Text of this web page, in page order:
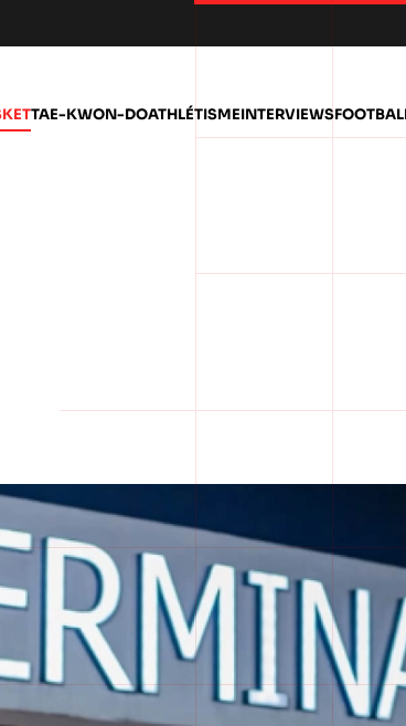
TAE-KWON-DOATHLÉTISMEINTERVIEWS